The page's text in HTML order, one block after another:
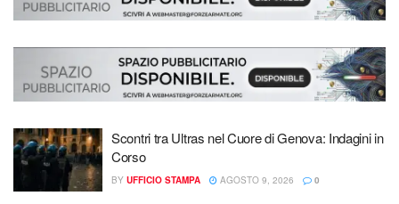
Scontri tra Ultras nel Cuore di Genova: Indagini in
Corso
BY UFFICIO STAMPA AGOSTO 9, 2026 0